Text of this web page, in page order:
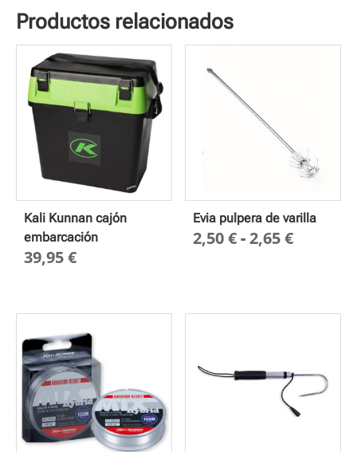
Productos relacionados
Kali Kunnan cajón
embarcación
39,95€
Evia pulpera de varilla
2,50€-2,65€Rango
2,50 €